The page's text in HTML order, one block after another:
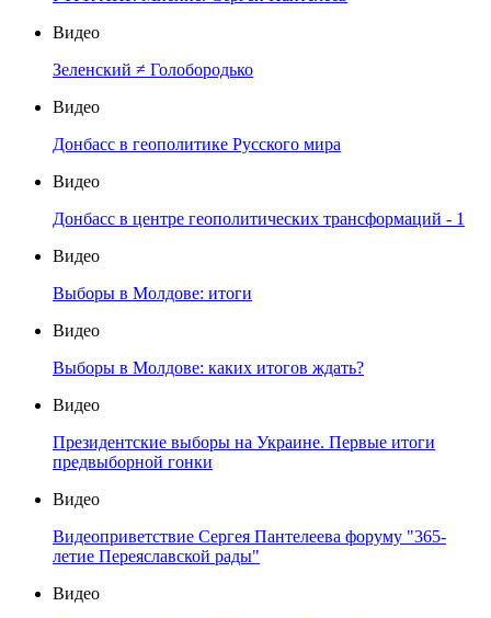
Видео
Зеленский ≠ Голобородько
Видео
Донбасс в геополитике Русского мира
Видео
Донбасс в центре геополитических трансформаций - 1
Видео
Выборы в Молдове: итоги
Видео
Выборы в Молдове: каких итогов ждать?
Видео
Президентские выборы на Украине. Первые итоги
предвыборной гонки
Видео
Видеоприветствие Сергея Пантелеева форуму "365-
летие Переяславской рады"
Видео